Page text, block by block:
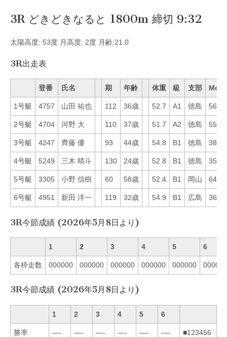
3R どきどきなると 1800m 締切 9:32
太陽高度: 53度 月高度: 2度 月齢:21.0
3R出走表
登番 氏名 期 年齢 体重 級 支部 Mo
1号艇 4757 山田 祐也 112 36歳 52.7 A1 徳島 56
2号艇 4704 河野 大 110 37歳 51.7 A2 徳島 55
3号艇 4247 齊藤 優 93 44歳 54.8 B1 徳島 38
4号艇 5249 三木 晴斗 130 24歳 52.8 B1 徳島 35
5号艇 3305 小野 信樹 60 58歳 52.4 B1 岡山 64
6号艇 4951 新田 洋一 119 32歳 54.9 B1 広島 36
3R今節成績 (2026年5月8日より)
1 2 3 4 5 6
各枠走数 000000 000000 000000 000000 000000 000000
3R今節成績 (2026年5月8日より)
1 2 3 4 5 6
勝率 —- —- —- —- —- —- ■123456